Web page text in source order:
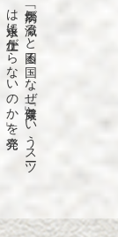
「病気が
減る
と
困る
国
な
ぜ
「健康」と
い
う
ス
ーツ
は
永遠に
仕上が
ら
な
い
の
か
」を
発売